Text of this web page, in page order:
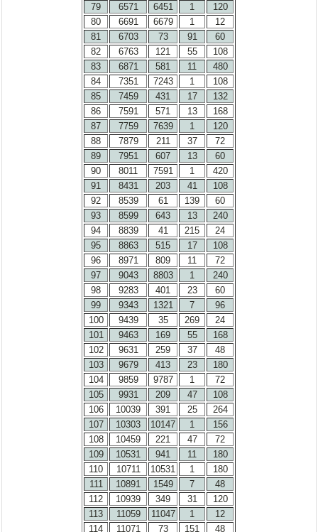
79
6571 6451 1
120
80
6691 6679 1
12
81
6703 73 91
60
82
6763 121 55
108
83
6871 581 11
480
84
7351 7243 1
108
85
7459 431 17
132
86
7591 571 13
168
87
7759 7639 1
120
88
7879 211 37
72
89
7951 607 13
60
90
8011 7591 1
420
91
8431 203 41
108
92
8539 61 139
60
93
8599 643 13
240
94
8839 41 215
24
95
8863 515 17
108
96
8971 809 11
72
97
9043 8803 1
240
98
9283 401 23
60
99
9343 1321 7
96
100
9439 35 269
24
101
9463 169 55
168
102
9631 259 37
48
103
9679 413 23
180
104
9859 9787 1
72
105
9931 209 47
108
106
10039 391 25
264
107
10303 10147 1
156
108
10459 221 47
72
109
10531 941 11
180
110
10711 10531 1
180
111
10891 1549 7
48
112
10939 349 31
120
113
11059 11047 1
12
114
11071 73 151
48